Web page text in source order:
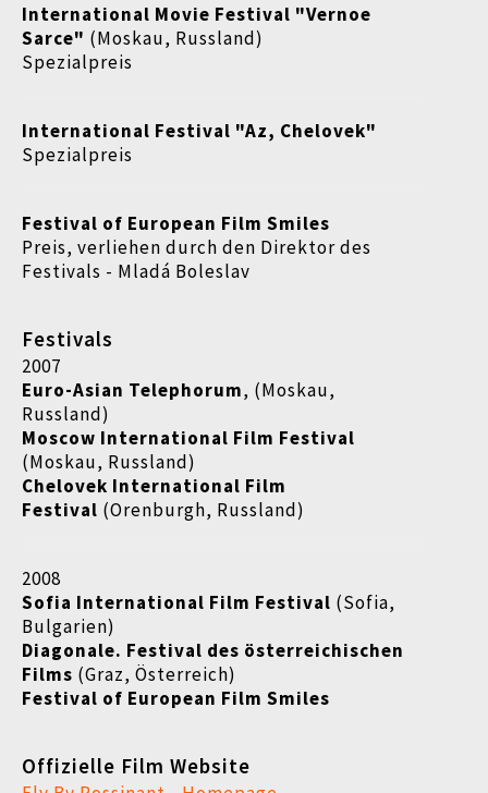
International Movie Festival "Vernoe
Sarce" (Moskau, Russland)
Spezialpreis
International Festival "Az, Chelovek"
Spezialpreis
Festival of European Film Smiles
Preis, verliehen durch den Direktor des
Festivals - Mladá Boleslav
Festivals
2007
Euro-Asian Telephorum, (Moskau,
Russland)
Moscow International Film Festival
(Moskau, Russland)
Chelovek International Film
Festival (Orenburgh, Russland)
2008
Sofia International Film Festival (Sofia,
Bulgarien)
Diagonale. Festival des österreichischen
Films (Graz, Österreich)
Festival of European Film Smiles
Offizielle Film Website